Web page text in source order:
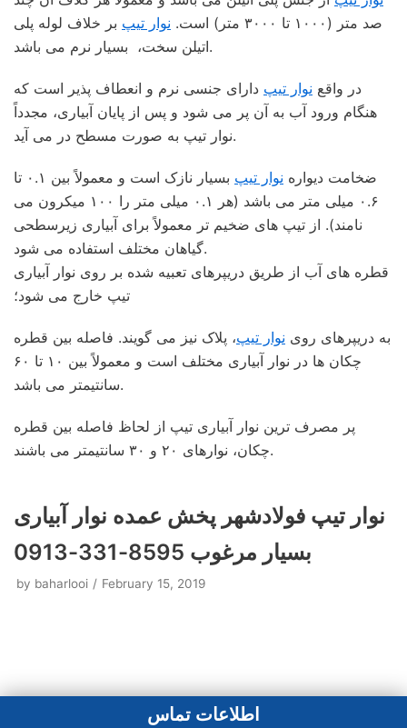
صد متر (۱۰۰۰ تا ۳۰۰۰ متر) است.
نوار تیپ بر خلاف لوله پلی
اتیلن سخت، بسیار نرم می باشد.
در واقع نوار تیپ دارای جنسی نرم و انعطاف پذیر است که
هنگام ورود آب به آن پر می شود و پس از پایان آبیاری، مجدداً
نوار تیپ به صورت مسطح در می آید.
ضخامت دیواره نوار تیپ
بسیار نازک است و معمولاً بین ۰.۱ تا
۰.۶ میلی متر می باشد (هر ۰.۱ میلی متر را ۱۰۰ میکرون می
نامند). از تیپ های ضخیم تر معمولاً برای آبیاری زیرسطحی
گیاهان مختلف استفاده می شود.
قطره های آب از طریق دریپرهای تعبیه شده بر روی نوار آبیاری
تیپ خارج می شود؛
به دریپرهای روی نوار تیپ، پلاک نیز می گویند. فاصله بین قطره
چکان ها در نوار آبیاری مختلف است و معمولاً بین ۱۰ تا ۶۰
سانتیمتر می باشد.
پر مصرف ترین نوار آبیاری تیپ از لحاظ فاصله بین قطره
چکان، نوارهای ۲۰ و ۳۰ سانتیمتر می باشند.
نوار تیپ فولادشهر پخش عمده نوار آبیاری
بسیار مرغوب 8595-331-0913
by baharlooi February 15, 2019
اطلاعات تماس